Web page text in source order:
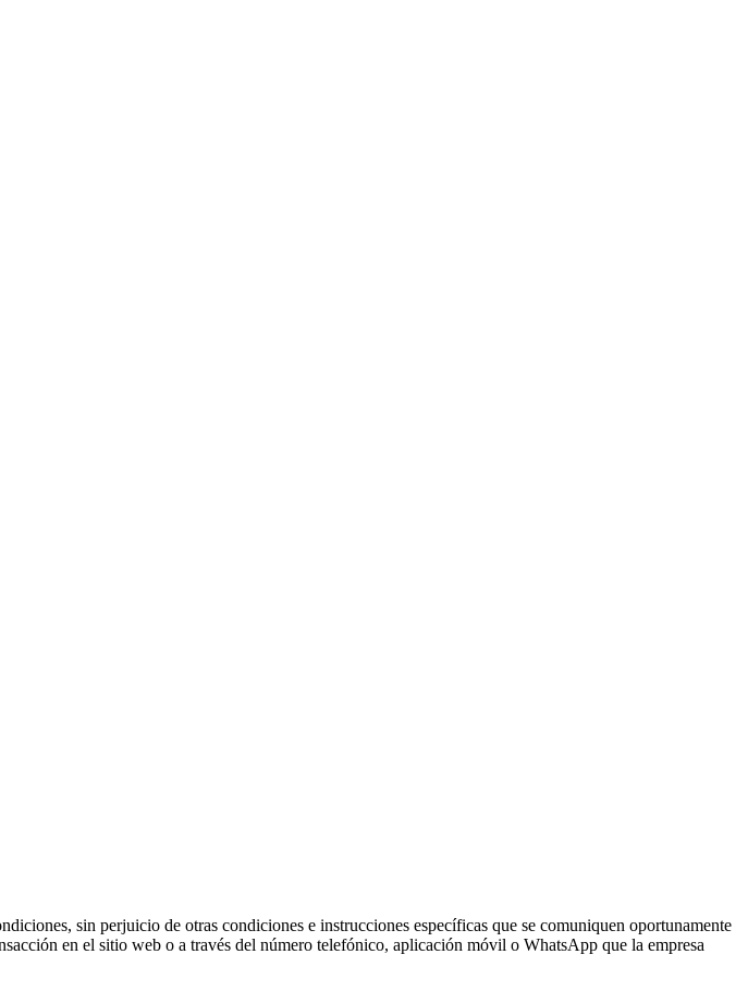
sin perjuicio de otras condiciones e instrucciones específicas que se comuniquen oportunamente
en el sitio web o a través del número telefónico, aplicación móvil o WhatsApp que la empresa